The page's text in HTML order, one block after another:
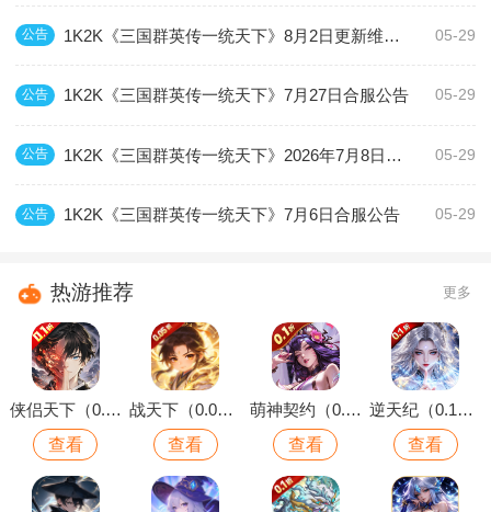
公告 1K2K《三国群英传一统天下》8月2日更新维护公告 05-29
公告 1K2K《三国群英传一统天下》7月27日合服公告 05-29
公告 1K2K《三国群英传一统天下》2026年7月8日更新维护公告 05-29
公告 1K2K《三国群英传一统天下》7月6日合服公告 05-29
热游推荐 更多
侠侣天下（0.1折你的江湖）
查看
战天下（0.05折Q版仙域）
查看
萌神契约（0.1折1W免费版）
查看
逆天纪（0.1折万抽真充版）
查看